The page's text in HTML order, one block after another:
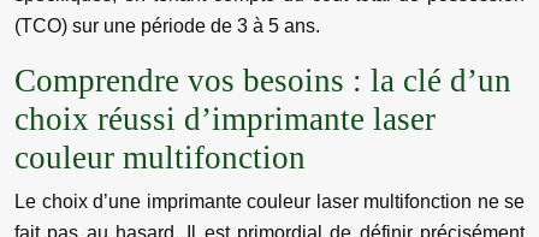
(TCO) sur une période de 3 à 5 ans.
Comprendre vos besoins : la clé d’un
choix réussi d’imprimante laser
couleur multifonction
Le choix d’une imprimante couleur laser multifonction ne se
fait pas au hasard. Il est primordial de définir précisément